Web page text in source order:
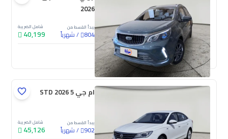
2026
يبدأ القسط من
804
/شهرياً
شامل الضريبة
40,199
جديدة
ام جي 5 STD 2026
يبدأ القسط من
902
/شهرياً
شامل الضريبة
45,126